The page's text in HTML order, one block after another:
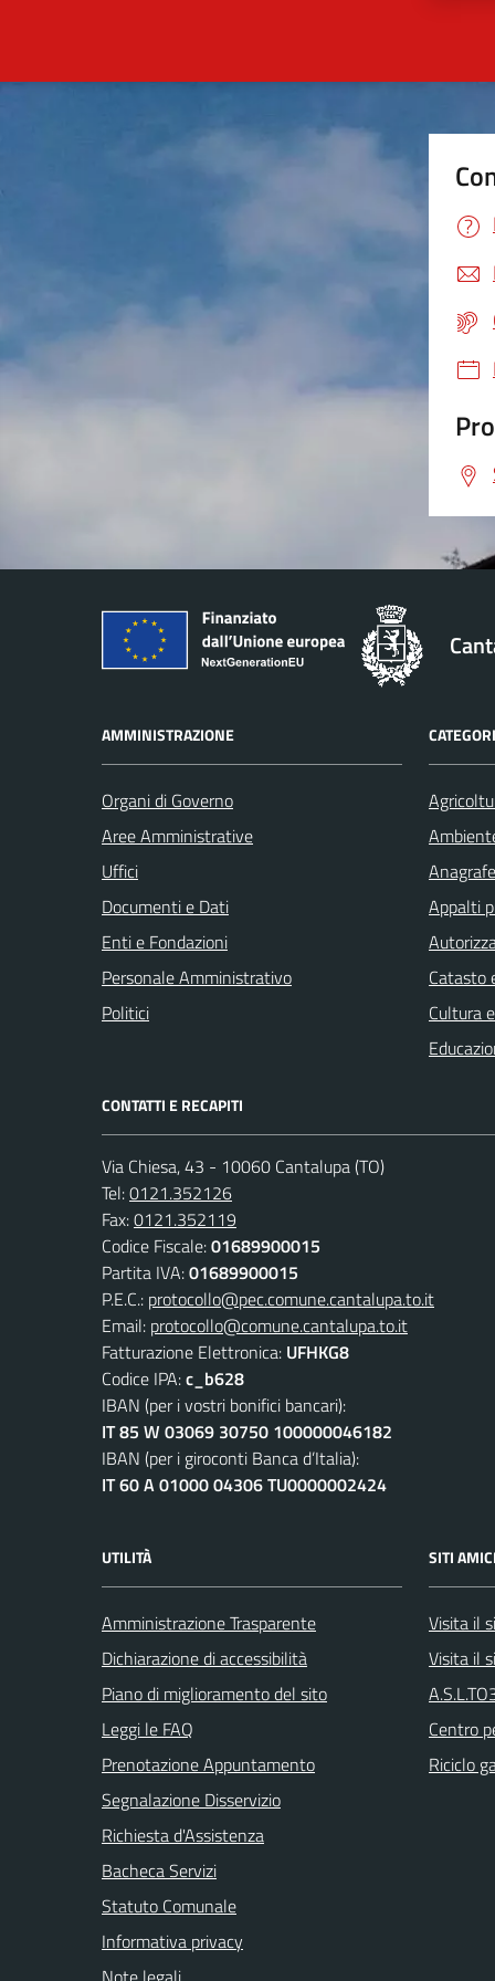
AMMINISTRAZIONE
Organi di Governo
Aree Amministrative
Uffici
Documenti e Dati
Enti e Fondazioni
Personale Amministrativo
Politici
Appalti
Catasto
Cultura
CONTATTI E RECAPITI
Via Chiesa, 43 - 10060 Cantalupa (TO)
Tel:0121.352126
Fax:0121.352119
Codice Fiscale:01689900015
Partita IVA:01689900015
P.E.C.: protocollo@pec.comune.cantalupa.to.it
Email: protocollo@comune.cantalupa.to.it
Fatturazione Elettronica: UFHKG8
Codice IPA:c_b628
IBAN (per i vostri bonifici bancari):
IT 85 W 03069 30750 100000046182
IBAN (per i giroconti Banca d’Italia):
IT 60 A 01000 04306 TU0000002424
UTILITÀ
Amministrazione Trasparente
Dichiarazione di accessibilità
Piano di miglioramento del sito
Leggi le FAQ
Prenotazione Appuntamento
Segnalazione Disservizio
Richiesta d'Assistenza
Bacheca Servizi
Statuto Comunale
Informativa privacy
SITI AMICI
Visita il
Visita il
Centro
Riciclo